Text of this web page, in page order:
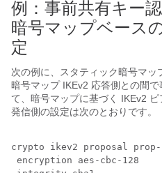
例：事前共有キー
暗号マップベース
定
次の例に、スタティック暗号マッ
暗号マップ IKEv2 応答側との間
て、暗号マップに基づく IKEv2 ピ
発信側の設定は次のとおりです。
crypto ikev2 proposal prop-
encryption aes-cbc-128